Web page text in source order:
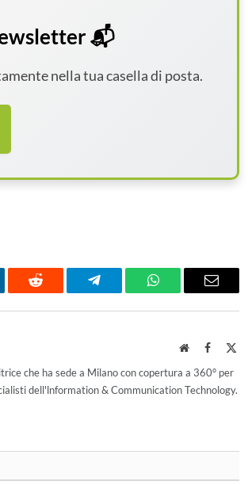
📬
nella tua casella di posta.
Reddit Telegram WhatsAppEmail
WebsiteFacebook
che ha sede a Milano con copertura a 360° per
dell'lnformation & Communication Technology.